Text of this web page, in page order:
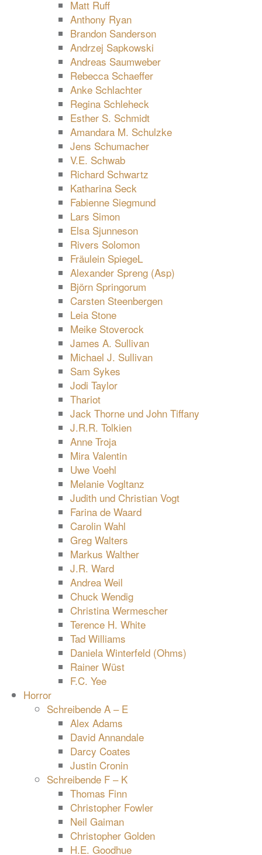
Matt Ruff
Anthony Ryan
Brandon Sanderson
Andrzej Sapkowski
Andreas Saumweber
Rebecca Schaeffer
Anke Schlachter
Regina Schleheck
Esther S. Schmidt
Amandara M. Schulzke
Jens Schumacher
V.E. Schwab
Richard Schwartz
Katharina Seck
Fabienne Siegmund
Lars Simon
Elsa Sjunneson
Rivers Solomon
Fräulein SpiegeL
Alexander Spreng (Asp)
Björn Springorum
Carsten Steenbergen
Leia Stone
Meike Stoverock
James A. Sullivan
Michael J. Sullivan
Sam Sykes
Jodi Taylor
Thariot
Jack Thorne und John Tiffany
J.R.R. Tolkien
Anne Troja
Mira Valentin
Uwe Voehl
Melanie Vogltanz
Judith und Christian Vogt
Farina de Waard
Carolin Wahl
Greg Walters
Markus Walther
J.R. Ward
Andrea Weil
Chuck Wendig
Christina Wermescher
Terence H. White
Tad Williams
Daniela Winterfeld (Ohms)
Rainer Wüst
F.C. Yee
Horror
Schreibende A – E
Alex Adams
David Annandale
Darcy Coates
Justin Cronin
Schreibende F – K
Thomas Finn
Christopher Fowler
Neil Gaiman
Christopher Golden
H.E. Goodhue